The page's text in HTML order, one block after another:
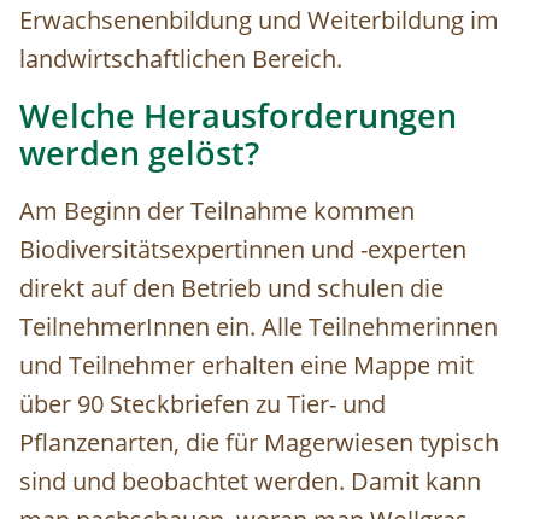
Erwachsenenbildung und Weiterbildung im
landwirtschaftlichen Bereich.
Welche Herausforderungen
werden gelöst?
Am Beginn der Teilnahme kommen
Biodiversitätsexpertinnen und -experten
direkt auf den Betrieb und schulen die
TeilnehmerInnen ein. Alle Teilnehmerinnen
und Teilnehmer erhalten eine Mappe mit
über 90 Steckbriefen zu Tier- und
Pflanzenarten, die für Magerwiesen typisch
sind und beobachtet werden. Damit kann